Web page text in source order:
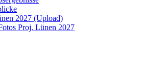
2027 (Upload)
Proj. Lünen 2027